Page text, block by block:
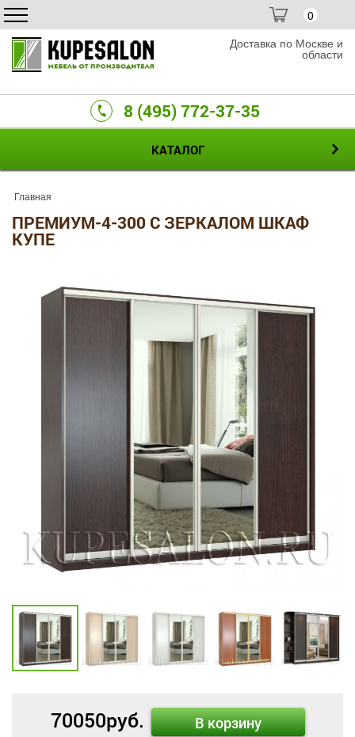
0
Доставка по Москве и
области
8 (495) 772-37-35
КАТАЛОГ
Главная
ПРЕМИУМ-4-300 С ЗЕРКАЛОМ ШКАФ
КУПЕ
70050руб. В корзину